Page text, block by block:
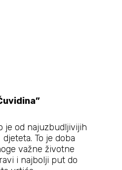
je od najuzbudljivijih
To je doba
važne životne
i najbolji put do